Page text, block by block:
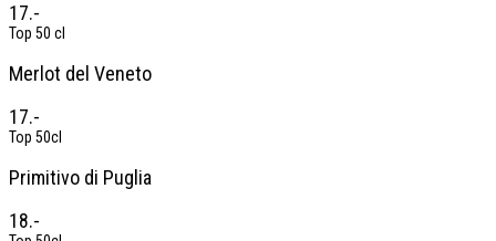
17.-
Top 50 cl
Merlot del Veneto
17.-
Top 50cl
Primitivo di Puglia
18.-